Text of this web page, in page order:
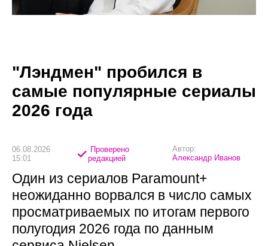
"Лэндмен" пробился в
самые популярные сериалы
2026 года
06.08.2026
15:01
Проверено
редакцией
Автор:
Александр Иванов
Один из сериалов Paramount+
неожиданно ворвался в число самых
просматриваемых по итогам первого
полугодия 2026 года по данным